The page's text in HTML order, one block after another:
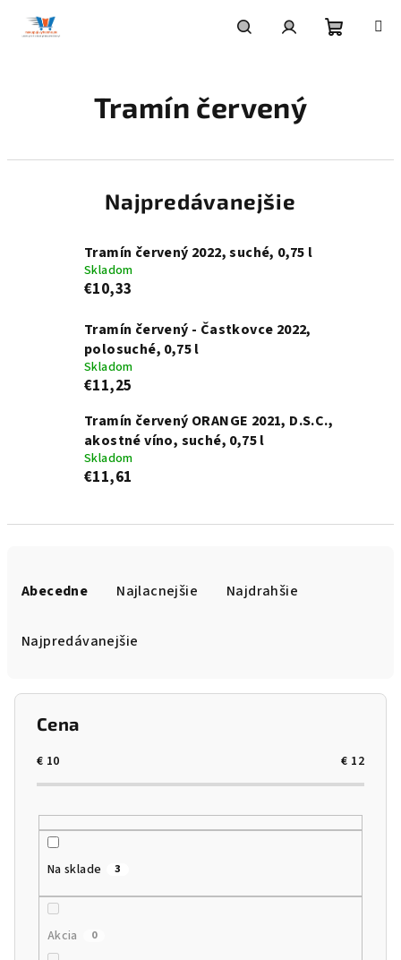
Tramín červený
Najpredávanejšie
Tramín červený 2022, suché, 0,75 l
Skladom
€10,33
Tramín červený - Častkovce 2022,
polosuché, 0,75 l
Skladom
€11,25
Tramín červený ORANGE 2021, D.S.C.,
akostné víno, suché, 0,75 l
Skladom
€11,61
Abecedne Najlacnejšie Najdrahšie
Najpredávanejšie
Cena
€ 10 € 12
Na sklade 3
Akcia 0